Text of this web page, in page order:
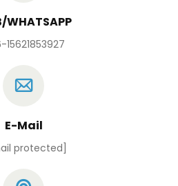
WHATSAPP
15621853927
E-Mail
protected]